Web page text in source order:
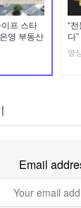
프 스타
영 부동산
“
다”
영
Email